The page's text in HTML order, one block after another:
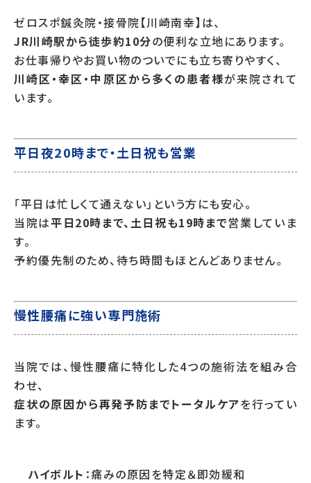
ゼロスポ鍼灸院・接骨院【川崎南幸】は、
JR川崎駅から徒歩約10分の便利な立地にあります。
お仕事帰りやお買い物のついでにも立ち寄りやすく、
川崎区・幸区・中原区から多くの患者様が来院されて
います。
平日夜20時まで・土日祝も営業
「平日は忙しくて通えない」という方にも安心。
当院は平日20時まで、土日祝も19時まで営業していま
す。
予約優先制のため、待ち時間もほとんどありません。
慢性腰痛に強い専門施術
当院では、慢性腰痛に特化した4つの施術法を組み合
わせ、
症状の原因から再発予防までトータルケアを行ってい
ます。
ハイボルト ：痛みの原因を特定＆即効緩和